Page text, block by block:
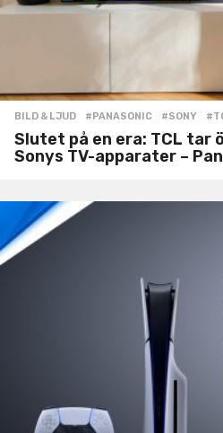
BILD & LJUD #PANASONIC ,#SONY ,
Slutet på en era: TCL tar
Sonys TV-apparater –